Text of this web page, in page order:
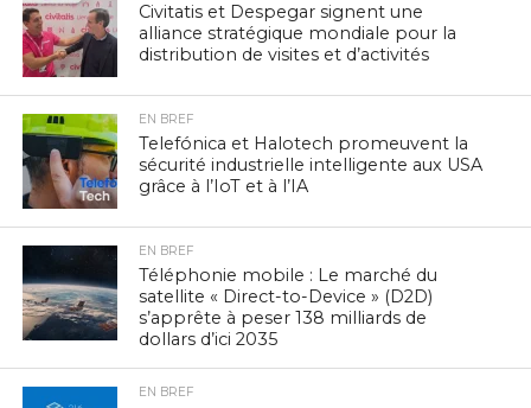
Civitatis et Despegar signent une
alliance stratégique mondiale pour la
distribution de visites et d’activités
EN BREF
Telefónica et Halotech promeuvent la
sécurité industrielle intelligente aux USA
grâce à l’IoT et à l’IA
EN BREF
Téléphonie mobile : Le marché du
satellite « Direct-to-Device » (D2D)
s’apprête à peser 138 milliards de
dollars d’ici 2035
EN BREF